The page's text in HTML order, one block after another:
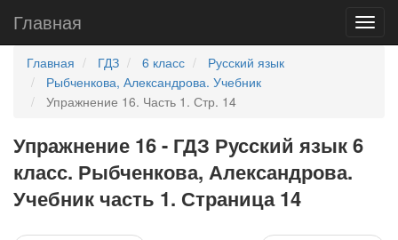
Главная
Главная ГДЗ 6 класс
Русский язык
Рыбченкова, Александрова. Учебник
Упражнение 16. Часть 1. Стр. 14
Упражнение 16 - ГДЗ Русский язык 6
класс. Рыбченкова, Александрова.
Учебник часть 1. Страница 14